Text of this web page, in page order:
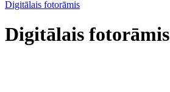
Digitālais fotorāmis
Digitālais fotorāmis